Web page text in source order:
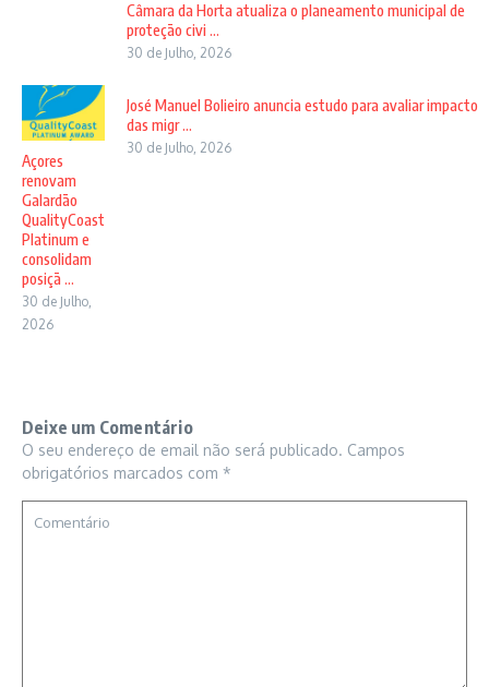
Câmara da Horta atualiza o planeamento municipal de
proteção civi ...
30 de Julho, 2026
Açores
renovam
Galardão
QualityCoast
Platinum e
consolidam
posiçã ...
30 de Julho,
2026
José Manuel Bolieiro anuncia estudo para avaliar impacto
das migr ...
30 de Julho, 2026
Deixe um Comentário
O seu endereço de email não será publicado. Campos
obrigatórios marcados com *